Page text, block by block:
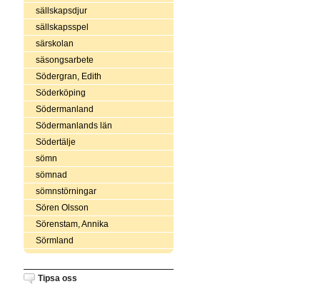
sällskapsdjur
sällskapsspel
särskolan
säsongsarbete
Södergran, Edith
Söderköping
Södermanland
Södermanlands län
Södertälje
sömn
sömnad
sömnstörningar
Sören Olsson
Sörenstam, Annika
Sörmland
Tipsa oss